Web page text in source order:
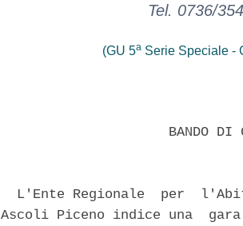
Tel. 0736/
(GU 5a Serie Speciale -
BANDO
L'Ente Regionale  per
Ascoli Piceno indice una